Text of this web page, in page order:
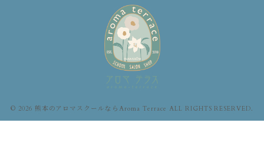
© 2026 熊本のアロマスクールならAroma Terrace ALL RIGHTS RESERVED.